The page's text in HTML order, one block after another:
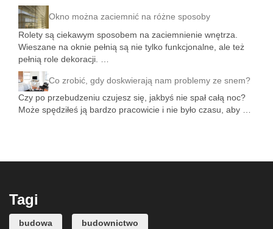
Okno można zaciemnić na różne sposoby
Rolety są ciekawym sposobem na zaciemnienie wnętrza.
Wieszane na oknie pełnią są nie tylko funkcjonalne, ale też
pełnią role dekoracji. …
Co zrobić, gdy doskwierają nam problemy ze snem?
Czy po przebudzeniu czujesz się, jakbyś nie spał całą noc?
Może spędziłeś ją bardzo pracowicie i nie było czasu, aby …
Tagi
budowa budownictwo